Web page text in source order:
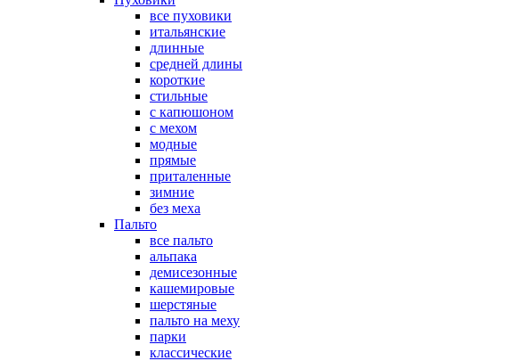
все пуховики
итальянские
длинные
средней длины
короткие
стильные
с капюшоном
с мехом
модные
прямые
приталенные
зимние
без меха
Пальто
все пальто
альпака
демисезонные
кашемировые
шерстяные
пальто на меху
парки
классические